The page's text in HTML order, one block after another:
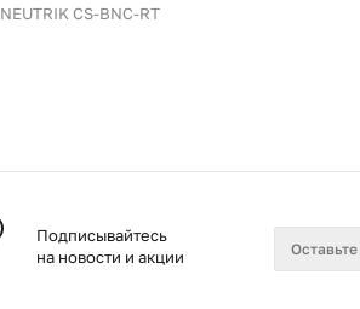
NEUTRIK CS-BNC-RT
Подписывайтесь
на новости и акции